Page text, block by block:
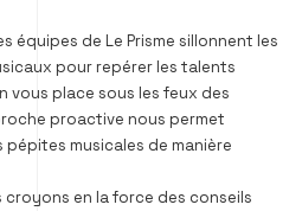
équipes de Le Prisme sillonnent les
pour repérer les talents
vous place sous les feux des
proactive nous permet
musicales de manière
croyons en la force des conseils